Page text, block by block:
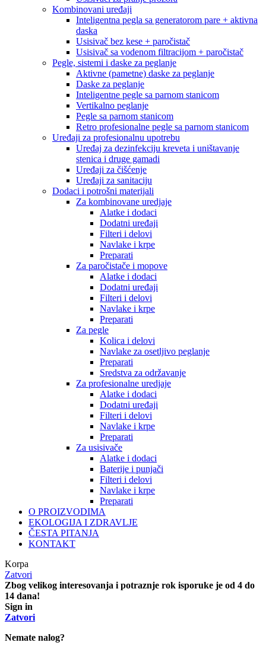
Kombinovani uređaji
Inteligentna pegla sa generatorom pare + aktivna
daska
Usisivač bez kese + paročistač
Usisivač sa vodenom filtracijom + paročistač
Pegle, sistemi i daske za peglanje
Aktivne (pametne) daske za peglanje
Daske za peglanje
Inteligentne pegle sa parnom stanicom
Vertikalno peglanje
Pegle sa parnom stanicom
Retro profesionalne pegle sa parnom stanicom
Uređaji za profesionalnu upotrebu
Uređaj za dezinfekciju kreveta i uništavanje
stenica i druge gamadi
Uređaji za čišćenje
Uređaji za sanitaciju
Dodaci i potrošni materijali
Za kombinovane uredjaje
Alatke i dodaci
Dodatni uređaji
Filteri i delovi
Navlake i krpe
Preparati
Za paročistače i mopove
Alatke i dodaci
Dodatni uređaji
Filteri i delovi
Navlake i krpe
Preparati
Za pegle
Kolica i delovi
Navlake za osetljivo peglanje
Preparati
Sredstva za održavanje
Za profesionalne uredjaje
Alatke i dodaci
Dodatni uređaji
Filteri i delovi
Navlake i krpe
Preparati
Za usisivače
Alatke i dodaci
Baterije i punjači
Filteri i delovi
Navlake i krpe
Preparati
O PROIZVODIMA
EKOLOGIJA I ZDRAVLJE
ČESTA PITANJA
KONTAKT
Korpa
Zatvori
Zbog velikog interesovanja i potraznje rok isporuke je od 4 do
14 dana!
Sign in
Zatvori
Nemate nalog?